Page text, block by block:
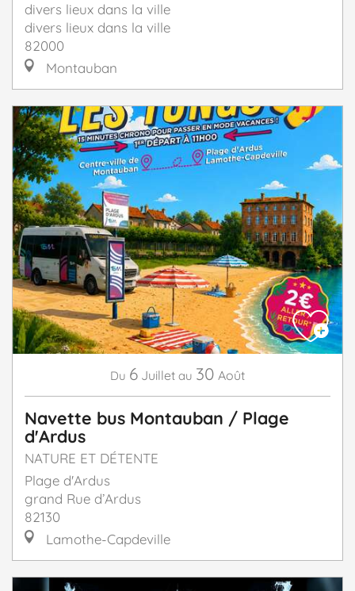
divers lieux dans la ville
divers lieux dans la ville
82000
Montauban
Du 6 Juillet au 30 Août
Navette bus Montauban / Plage
d'Ardus
NATURE ET DÉTENTE
Plage d'Ardus
grand Rue d’Ardus
82130
Lamothe-Capdeville